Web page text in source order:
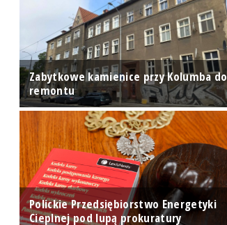
Zabytkowe kamienice przy Kolumba do
remontu
Polickie Przedsiębiorstwo Energetyki
Cieplnej pod lupą prokuratury